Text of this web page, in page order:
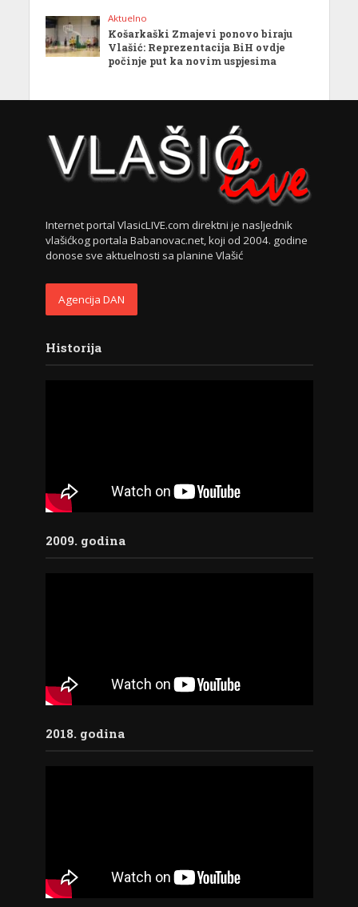
Aktuelno
Košarkaški Zmajevi ponovo biraju
Vlašić: Reprezentacija BiH ovdje
počinje put ka novim uspjesima
Internet portal VlasicLIVE.com direktni je nasljednik
vlašićkog portala Babanovac.net, koji od 2004. godine
donose sve aktuelnosti sa planine Vlašić
Agencija DAN
Historija
2009. godina
2018. godina